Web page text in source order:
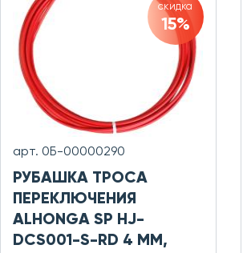
скидка
15%
арт. 0Б-00000290
РУБАШКА ТРОСА
ПЕРЕКЛЮЧЕНИЯ
ALHONGA SP HJ-
DCS001-S-RD 4 ММ,